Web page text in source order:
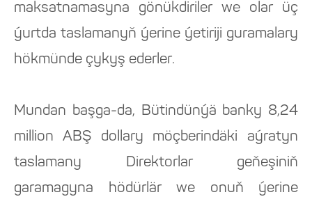
maksatnamasyna gönükdiriler we olar üç
ýurtda taslamanyň ýerine ýetiriji guramalary
hökmünde çykyş ederler.
Mundan başga-da, Bütindünýä banky 8,24
million ABŞ dollary möçberindäki aýratyn
taslamany Direktorlar geňeşiniň
garamagyna hödürlär we onuň ýerine